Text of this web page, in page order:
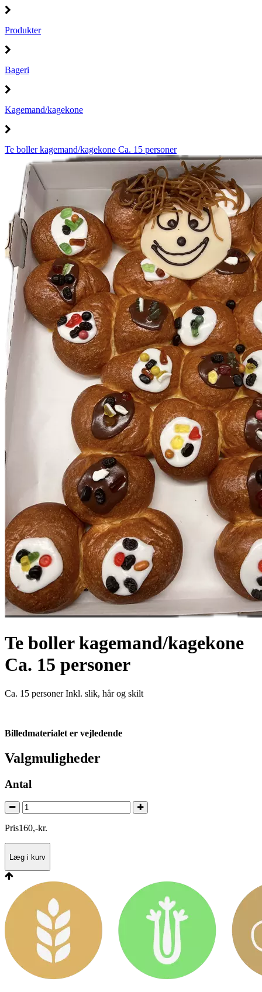
Produkter
Bageri
Kagemand/kagekone
Te boller kagemand/kagekone Ca. 15 personer
Te boller kagemand/kagekone
Ca. 15 personer
Ca. 15 personer Inkl. slik, hår og skilt
Billedmaterialet er vejledende
Valgmuligheder
Antal
Pris160,-kr.
Læg i kurv